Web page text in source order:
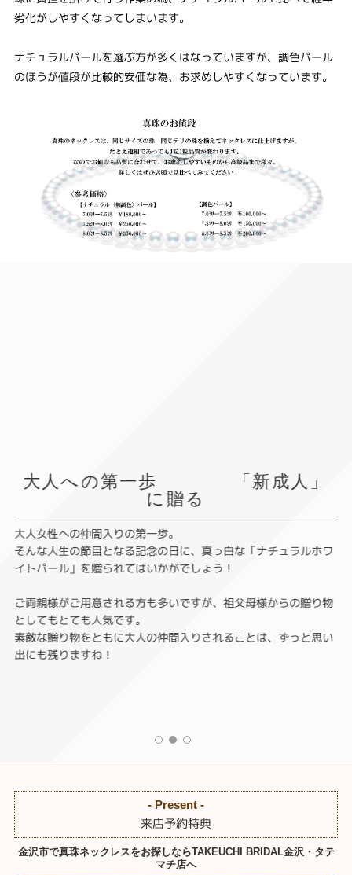
劣化がしやすくなってしまいます。
ナチュラルパールを選ぶ方が多くはなっていますが、調色パール
のほうが値段が比較的安価な為、お求めしやすくなっています。
大人への第一歩 「新成人」
に贈る
大人女性への仲間入りの第一歩。
そんな人生の節目となる記念の日に、真っ白な「ナチュラルホワ
イトパール」を贈られてはいかがでしょう！
ご両親様がご用意される方も多いですが、祖父母様からの贈り物
としてもとても人気です。
素敵な贈り物をともに大人の仲間入りされることは、ずっと思い
出にも残りますね！
- Present -
来店予約特典
金沢市で真珠ネックレスをお探しならTAKEUCHI BRIDAL金沢・タテ
マチ店へ